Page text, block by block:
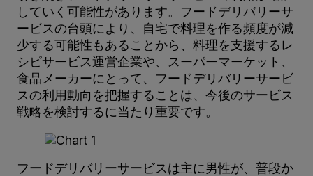
していく可能性があります。フードデリバリーサ
ービスの台頭により、自宅で料理を作る頻度が減
少する可能性もあることから、料理を支援するレ
シピサービス運営企業や、スーパーマーケット、
食品メーカーにとって、フードデリバリーサービ
スの利用動向を把握することは、今後のサービス
戦略を検討するに当たり重要です。
フードデリバリーサービスは主に男性が、普段か